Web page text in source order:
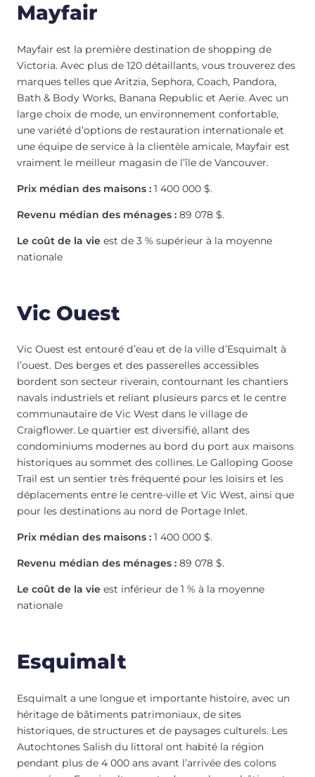
Mayfair
Mayfair est la première destination de shopping de
Victoria. Avec plus de 120 détaillants, vous trouverez des
marques telles que Aritzia, Sephora, Coach, Pandora,
Bath & Body Works, Banana Republic et Aerie. Avec un
large choix de mode, un environnement confortable,
une variété d’options de restauration internationale et
une équipe de service à la clientèle amicale, Mayfair est
vraiment le meilleur magasin de l’île de Vancouver.
Prix médian des maisons : 1 400 000 $.
Revenu médian des ménages : 89 078 $.
Le coût de la vie est de 3 % supérieur à la moyenne
nationale
Vic Ouest
Vic Ouest est entouré d’eau et de la ville d’Esquimalt à
l’ouest. Des berges et des passerelles accessibles
bordent son secteur riverain, contournant les chantiers
navals industriels et reliant plusieurs parcs et le centre
communautaire de Vic West dans le village de
Craigflower. Le quartier est diversifié, allant des
condominiums modernes au bord du port aux maisons
historiques au sommet des collines. Le Galloping Goose
Trail est un sentier très fréquenté pour les loisirs et les
déplacements entre le centre-ville et Vic West, ainsi que
pour les destinations au nord de Portage Inlet.
Prix médian des maisons : 1 400 000 $.
Revenu médian des ménages : 89 078 $.
Le coût de la vie est inférieur de 1 % à la moyenne
nationale
Esquimalt
Esquimalt a une longue et importante histoire, avec un
héritage de bâtiments patrimoniaux, de sites
historiques, de structures et de paysages culturels. Les
Autochtones Salish du littoral ont habité la région
pendant plus de 4 000 ans avant l’arrivée des colons